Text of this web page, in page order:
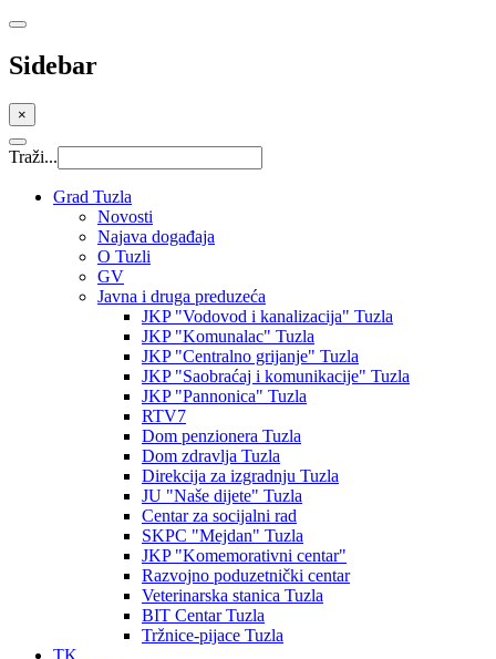
Sidebar
×
Traži...
Grad Tuzla
Novosti
Najava događaja
O Tuzli
GV
Javna i druga preduzeća
JKP "Vodovod i kanalizacija" Tuzla
JKP "Komunalac" Tuzla
JKP "Centralno grijanje" Tuzla
JKP "Saobraćaj i komunikacije" Tuzla
JKP "Pannonica" Tuzla
RTV7
Dom penzionera Tuzla
Dom zdravlja Tuzla
Direkcija za izgradnju Tuzla
JU "Naše dijete" Tuzla
Centar za socijalni rad
SKPC "Mejdan" Tuzla
JKP "Komemorativni centar"
Razvojno poduzetnički centar
Veterinarska stanica Tuzla
BIT Centar Tuzla
Tržnice-pijace Tuzla
TK